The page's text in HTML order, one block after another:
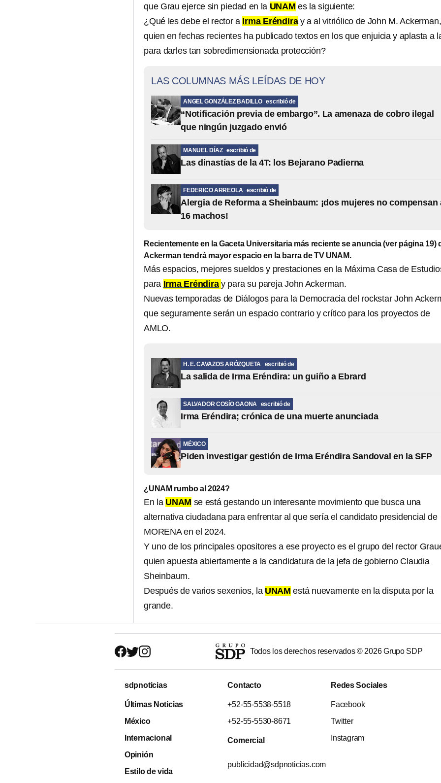
que Grau ejerce sin piedad en la UNAM es la siguiente:
¿Qué les debe el rector a Irma Eréndiray a al vitriólico de John M. Ackerman,
quien en fechas recientes ha publicado textos en los que enjuicia y aplasta a
para darles tan sobredimensionada protección?
LAS COLUMNAS MÁS LEÍDAS DE HOY
ANGEL GONZÁLEZ BADILLO escribió de
“Notificación previa de embargo”. La amenaza de cobro ilegal
que ningún juzgado envió
MANUEL DÍAZ escribió de
Las dinastías de la 4T: los Bejarano Padierna
FEDERICO ARREOLA escribió de
Alergia de Reforma a Sheinbaum: ¡dos mujeres no compensan
16 machos!
Recientemente en la Gaceta Universitaria más reciente se anuncia (ver página 19)
Ackerman tendrá mayor espacio en la barra de TV UNAM.
Más espacios, mejores sueldos y prestaciones en la Máxima Casa de
para Irma Eréndira y para su pareja John Ackerman.
Nuevas temporadas de Diálogos para la Democracia del rockstar John
que seguramente serán un espacio contrario y crítico para los proyectos de
AMLO.
H. E. CAVAZOS ARÓZQUETA escribió de
La salida de Irma Eréndira: un guiño a Ebrard
SALVADOR COSÍO GAONA escribió de
Irma Eréndira; crónica de una muerte anunciada
MÉXICO
Piden investigar gestión de Irma Eréndira Sandoval en la SFP
¿UNAM rumbo al 2024?
En la UNAM se está gestando un interesante movimiento que busca una
alternativa ciudadana para enfrentar al que sería el candidato presidencial de
MORENA en el 2024.
Y uno de los principales opositores a ese proyecto es el grupo del rector
quien apuesta abiertamente a la candidatura de la jefa de gobierno Claudia
Sheinbaum.
Después de varios sexenios, la UNAM está nuevamente en la disputa por la
grande.
Todos los derechos reservados © 2026Grupo SDP
sdpnoticias
Últimas Noticias
México
Internacional
Opinión
Estilo de vida
Contacto
+52-55-5538-5518
+52-55-5530-8671
Comercial
publicidad@sdpnoticias.com
Redes Sociales
Facebook
Twitter
Instagram